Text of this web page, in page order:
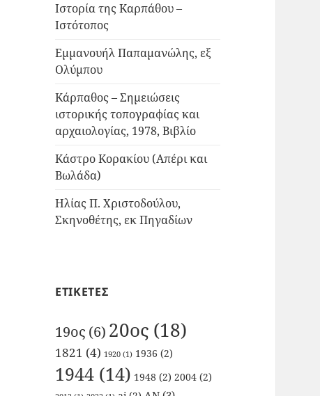
Ιστορία της Καρπάθου –
Ιστότοπος
Εμμανουήλ Παπαμανώλης, εξ
Ολύμπου
Κάρπαθος – Σημειώσεις
ιστορικής τοπογραφίας και
αρχαιολογίας, 1978, Βιβλίο
Κάστρο Κορακίου (Απέρι και
Βωλάδα)
Ηλίας Π. Χριστοδούλου,
Σκηνοθέτης, εκ Πηγαδίων
ΕΤΙΚΕΤΕΣ
19ος (6) 20ος (18)
1821 (4) 1920 (1) 1936 (2)
1944 (14) 1948 (2) 2004 (2)